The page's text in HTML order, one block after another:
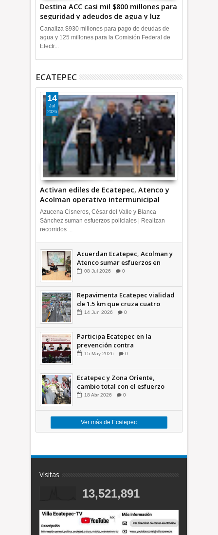
Destina ACC casi mil $800 millones para
seguridad y adeudos de agua y luz
+Video
Canaliza $930 millones para pago de deudas de
agua y 125 millones para la Comisión Federal de
Electr...
ECATEPEC
Activan ediles de Ecatepec, Atenco y
Acolman operativo intermunicipal
14
Jul
2026
Azucena Cisneros, César del Valle y Blanca
Sánchez suman esfuerzos policiales | Realizan
recorridos ...
Acuerdan Ecatepec, Acolman y
Atenco sumar esfuerzos en
seguridad
08 Jul 2026 0
Repavimenta Ecatepec vialidad
de 1.5 km que cruza cuatro
comunidades +Video
14 Jun 2026 0
Participa Ecatepec en la
prevención contra
inundaciones en el Valle de
15 May 2026 0
Ecatepec y Zona Oriente,
cambio total con el esfuerzo
conjunto: Azucena; retiran 21
18 Abr 2026 0
Ver más de Ecatepec
Visitas
13,521,891